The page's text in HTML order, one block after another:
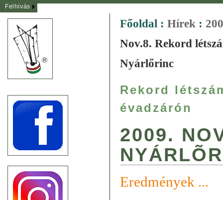
Felhívás
Főoldal : Hírek :
Nov.8. Rekord
Nyárlőrinc
Rekord
évadzárón
2009.
Eredmények ...